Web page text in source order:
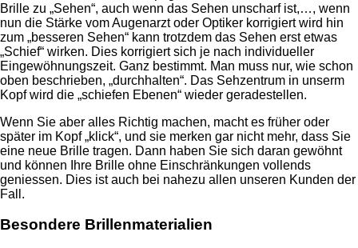
Brille zu „Sehen“, auch wenn das Sehen unscharf ist,…, wenn
nun die Stärke vom Augenarzt oder Optiker korrigiert wird hin
zum „besseren Sehen“ kann trotzdem das Sehen erst etwas
„Schief“ wirken. Dies korrigiert sich je nach individueller
Eingewöhnungszeit. Ganz bestimmt. Man muss nur, wie schon
oben beschrieben, „durchhalten“. Das Sehzentrum in unserm
Kopf wird die „schiefen Ebenen“ wieder geradestellen.
Wenn Sie aber alles Richtig machen, macht es früher oder
später im Kopf „klick“, und sie merken gar nicht mehr, dass Sie
eine neue Brille tragen. Dann haben Sie sich daran gewöhnt
und können Ihre Brille ohne Einschränkungen vollends
geniessen. Dies ist auch bei nahezu allen unseren Kunden der
Fall.
Besondere Brillenmaterialien